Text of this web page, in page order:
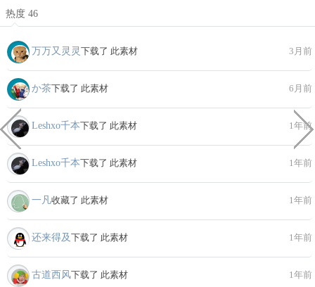
热度 46
万万又灵灵 下载了 此素材 3月前
か茶下载了 此素材 6月前
Leshxo千本下载了 此素材 1年前
Leshxo千本下载了 此素材 1年前
一凡收藏了 此素材 1年前
还来得及下载了 此素材 1年前
古道西风下载了 此素材 1年前